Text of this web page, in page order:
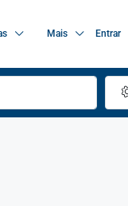
Mais Entrar